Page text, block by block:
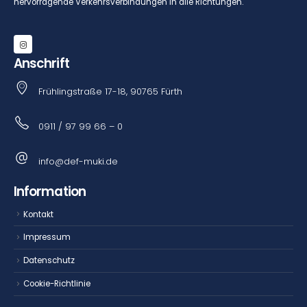
Anschrift
Frühlingstraße 17-18, 90765 Fürth
0911 / 97 99 66 – 0
info@def-muki.de
Information
Kontakt
Impressum
Datenschutz
Cookie-Richtlinie